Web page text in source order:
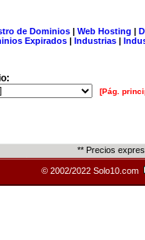
de Dominios| Web Hosting |
Expirados | Industrias |
[Pág.
** Precios
© 2002/2022 Solo10.com